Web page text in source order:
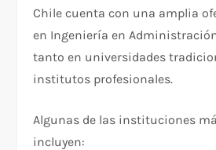
Chile cuenta con una amplia
en Ingeniería en
tanto en universidades
institutos profesionales.
Algunas de las instituciones
incluyen: